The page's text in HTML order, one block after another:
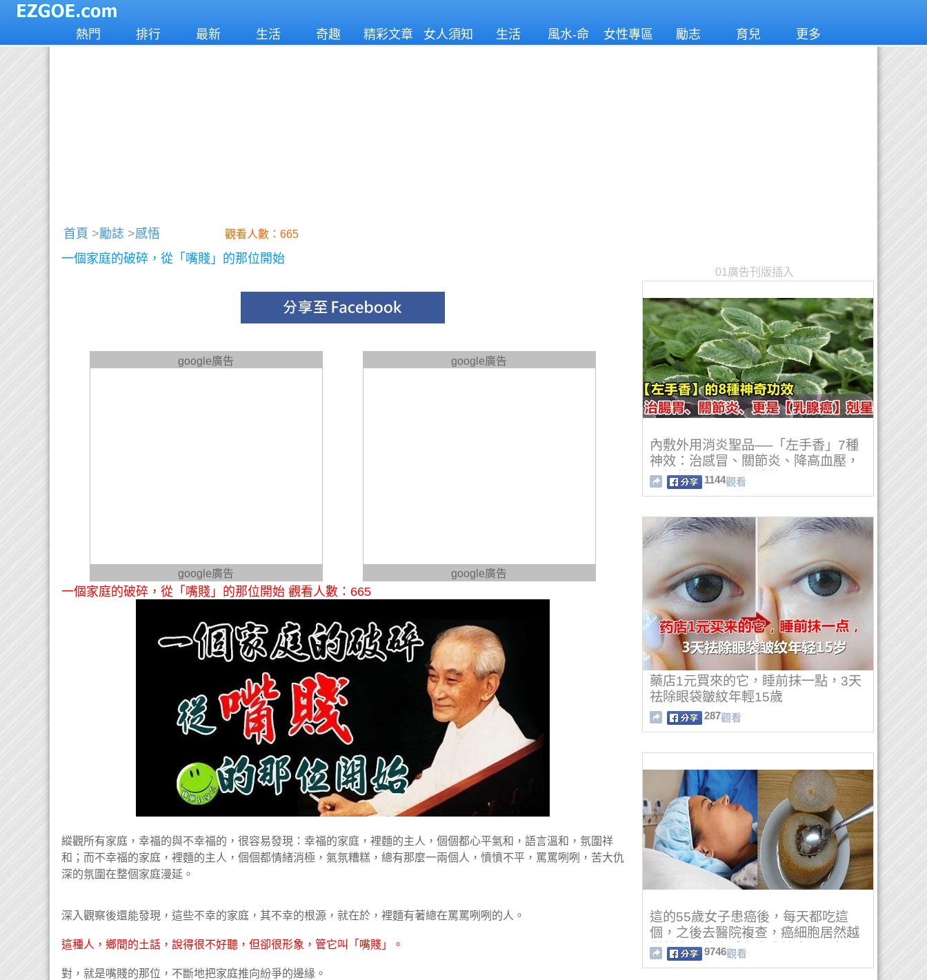
熱門 排行 最新 生活 奇趣 精彩文章 女人須知 生活
風水-命
女性專區 勵志 育兒 更多
首頁 >勵誌 >感悟 觀看人數：665
一個家庭的破碎，從「嘴賤」的那位開始
google廣告
google廣告
google廣告
google廣告
一個家庭的破碎，從「嘴賤」的那位開始 觀看人數：665
縱觀所有家庭，幸福的與不幸福的，很容易發現：幸福的家庭，裡麵的主人，個個都心平氣和，語言溫和，氛圍祥
和；而不幸福的家庭，裡麵的主人，個個都情緒消極，氣氛糟糕，總有那麼一兩個人，憤憤不平，罵罵咧咧，苦大仇
深的氛圍在整個家庭漫延。
深入觀察後還能發現，這些不幸的家庭，其不幸的根源，就在於，裡麵有著總在罵罵咧咧的人。
這種人，鄉間的土話，說得很不好聽，但卻很形象，管它叫「嘴賤」。
對，就是嘴賤的那位，不斷地把家庭推向紛爭的邊緣。
01廣告刊版插入
內敷外用消炎聖品──「左手香」7種
神效：治感冒、關節炎、降高血壓，
一把藥草勝過一堆補藥！
1144觀看
藥店1元買來的它，睡前抹一點，3天
祛除眼袋皺紋年輕15歲
287觀看
這的55歲女子患癌後，每天都吃這
個，之後去醫院複查，癌細胞居然越
變越少，讓人感覺十分神奇。一年後
癌細胞沒有再擴散，醫生說是因為吃
9746觀看